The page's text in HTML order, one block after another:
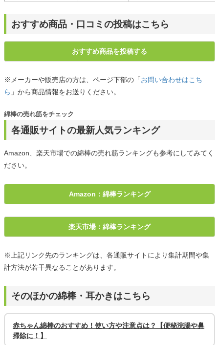
おすすめ商品・口コミの投稿はこちら
おすすめ商品を投稿する
※メーカーや販売店の方は、ページ下部の「お問い合わせはこち
ら 」から商品情報をお送りください。
各通販サイトの最新人気ランキング
綿棒の売れ筋をチェック
Amazon、楽天市場での綿棒の売れ筋ランキングも参考にしてみてく
ださい。
Amazon：綿棒ランキング
楽天市場：綿棒ランキング
※上記リンク先のランキングは、各通販サイトにより集計期間や集
計方法が若干異なることがあります。
そのほかの綿棒・耳かきはこちら
赤ちゃん綿棒のおすすめ！使い方や注意点は？【便秘浣腸や鼻
掃除に！】